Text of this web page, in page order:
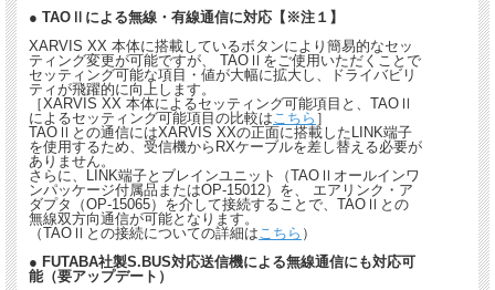
● TAOⅡによる無線・有線通信に対応【※注１】
XARVIS XX 本体に搭載しているボタンにより簡易的なセッ
ティング変更が可能ですが、 TAOⅡをご使用いただくことで
セッティング可能な項目・値が大幅に拡大し、ドライバビリ
ティが飛躍的に向上します。
［XARVIS XX 本体によるセッティング可能項目と、TAOⅡ
によるセッティング可能項目の比較は こちら ］
TAOⅡとの通信にはXARVIS XXの正面に搭載したLINK端子
を使用するため、受信機からRXケーブルを差し替える必要が
ありません。
さらに、LINK端子とブレインユニット（TAOⅡオールインワ
ンパッケージ付属品またはOP-15012）を、 エアリンク・ア
ダプタ（OP-15065）を介して接続することで、TAOⅡとの
無線双方向通信が可能となります。
（TAOⅡとの接続についての詳細は こちら ）
● FUTABA社製S.BUS対応送信機による無線通信にも対応可
能（要アップデート）